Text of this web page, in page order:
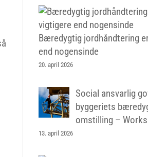
Bæredygtig jordhåndtering
end nogensinde
20. april 2026
Social ansvarlig
byggeriets
omstilling –
13. april 2026